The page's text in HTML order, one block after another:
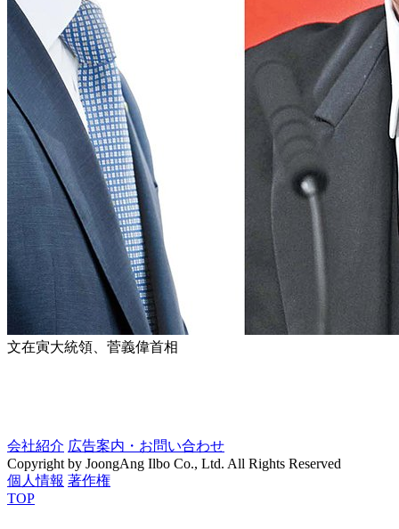
文在寅大統領、菅義偉首相
会社紹介 広告案内・お問い合わせ
Copyright by JoongAng Ilbo Co., Ltd. All Rights Reserved
個人情報 著作権
TOP